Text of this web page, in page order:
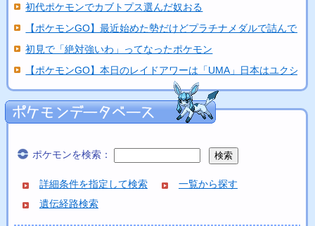
初代ポケモンでカブトプス選んだ奴おる
【ポケモンGO】最近始めた勢だけどプラチナメダルで詰んでる
初見で「絶対強いわ」ってなったポケモン
【ポケモンGO】本日のレイドアワーは「UMA」日本はユクシ...
ポケモンを検索：
詳細条件を指定して検索
一覧から探す
遺伝経路検索